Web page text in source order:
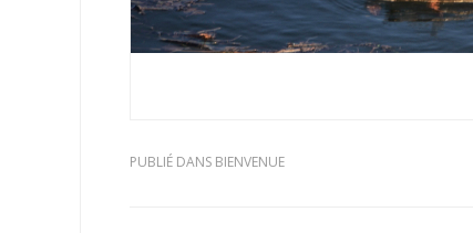
PUBLIÉ DANS BIENVENUE